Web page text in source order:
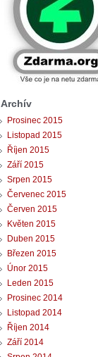
Archív
Prosinec 2015
Listopad 2015
Říjen 2015
Září 2015
Srpen 2015
Červenec 2015
Červen 2015
Květen 2015
Duben 2015
Březen 2015
Únor 2015
Leden 2015
Prosinec 2014
Listopad 2014
Říjen 2014
Září 2014